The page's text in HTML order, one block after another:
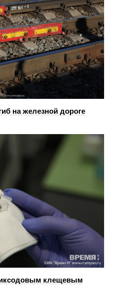
на железной дороге
иксодовым клещевым